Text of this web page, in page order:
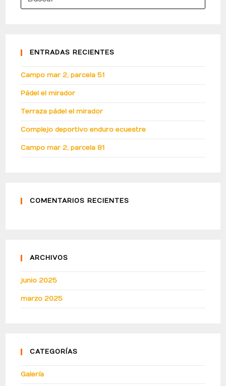
ENTRADAS RECIENTES
Campo mar 2, parcela 51
Pádel el mirador
Terraza pádel el mirador
Complejo deportivo enduro ecuestre
Campo mar 2, parcela 81
COMENTARIOS RECIENTES
ARCHIVOS
junio 2025
marzo 2025
CATEGORÍAS
Galería